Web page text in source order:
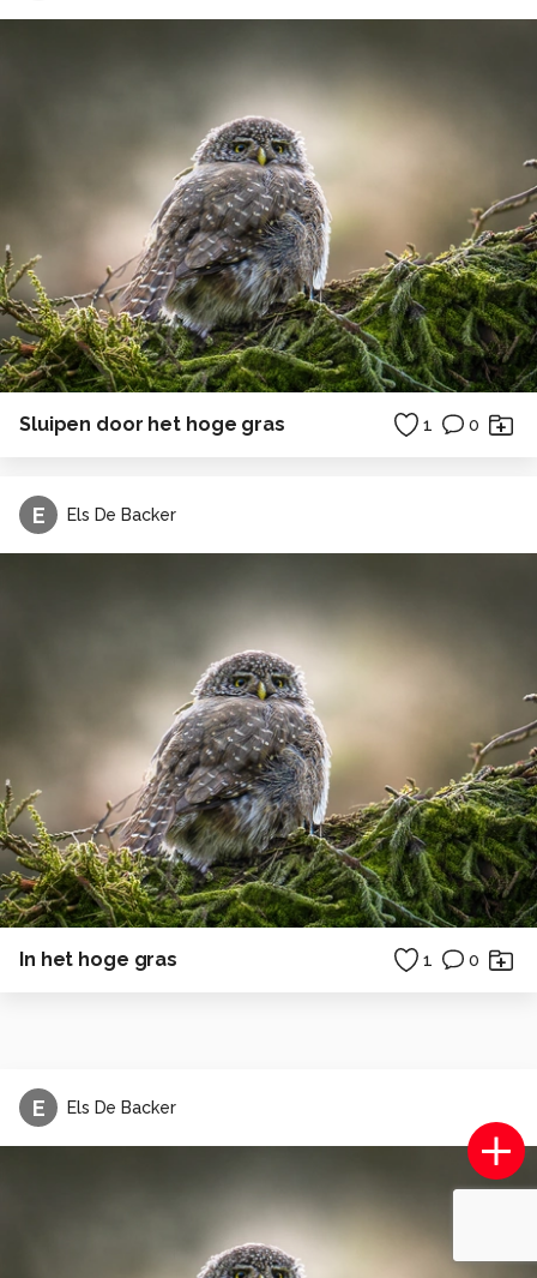
Sluipen door het hoge gras 1 0
E Els De Backer
In het hoge gras 1 0
E Els De Backer